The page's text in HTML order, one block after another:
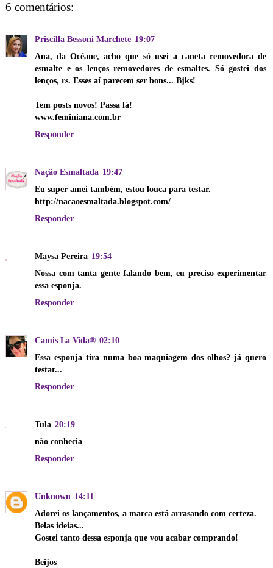
6 comentários:
Priscilla Bessoni Marchete 19:07
Ana, da Océane, acho que só usei a caneta removedora de
esmalte e os lenços removedores de esmaltes. Só gostei dos
lenços, rs. Esses aí parecem ser bons... Bjks!
Tem posts novos! Passa lá!
www.feminiana.com.br
Responder
Nação Esmaltada 19:47
Eu super amei também, estou louca para testar.
http://nacaoesmaltada.blogspot.com/
Responder
Maysa Pereira 19:54
Nossa com tanta gente falando bem, eu preciso experimentar
essa esponja.
Responder
Camis La Vida® 02:10
Essa esponja tira numa boa maquiagem dos olhos? já quero
testar...
Responder
Tula 20:19
não conhecia
Responder
Unknown 14:11
Adorei os lançamentos, a marca está arrasando com certeza.
Belas ideias...
Gostei tanto dessa esponja que vou acabar comprando!
Beijos